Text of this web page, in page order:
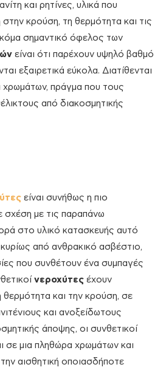
και ρητίνες, υλικά που
κρούση, τη θερμότητα και τις
σημαντικό όφελος των
είναι ότι παρέχουν υψηλό βαθμό
εξαιρετικά εύκολα. Διατίθενται
χρωμάτων, πράγμα που τους
από διακοσμητικής
είναι συνήθως η πιο
σχέση με τις παραπάνω
στο υλικό κατασκευής αυτό
από ανθρακικό ασβέστιο,
που συνθέτουν ένα συμπαγές
νεροχύτες έχουν
θερμότητα και την κρούση, σε
και ανοξείδωτους
άποψης, οι συνθετικοί
σε μια πληθώρα χρωμάτων και
αισθητική οποιασδήποτε